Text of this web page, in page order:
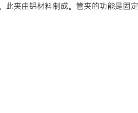
夹由铝材料制成。管夹的功能是固